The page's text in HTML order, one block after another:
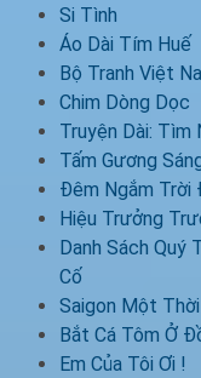
Si Tình
Áo Dài Tím Huế
Bộ Tranh Việt
Chim Dòng Dọc
Truyện Dài: Tìm
Tấm Gương
Đêm Ngắm Trời
Hiệu Trưởng
Danh Sách Quý
Cố
Saigon Một
Bắt Cá Tôm Ở
Em Của Tôi Ơi !